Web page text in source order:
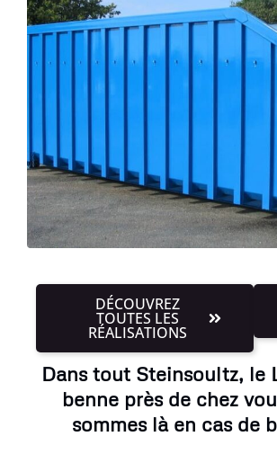
DÉCOUVREZ
TOUTES LES
RÉALISATIONS
Dans tout Steinsoultz, le
benne près de chez
sommes là en cas de